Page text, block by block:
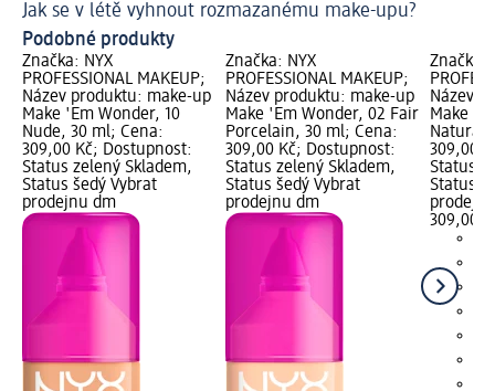
Jak se v létě vyhnout rozmazanému make-upu?
Podobné produkty
Značka: NYX
PROFESSIONAL MAKEUP;
Název produktu: make-up
Make 'Em Wonder, 10
Nude, 30 ml; Cena:
309,00 Kč; Dostupnost:
Status zelený Skladem,
Status šedý Vybrat
prodejnu dm
Značka: NYX
PROFESSIONAL MAKEUP;
Název produktu: make-up
Make 'Em Wonder, 02 Fair
Porcelain, 30 ml; Cena:
309,00 Kč; Dostupnost:
Status zelený Skladem,
Status šedý Vybrat
prodejnu dm
Značka:
Název
Make
Natural,
309,00
Status
Status
309,00